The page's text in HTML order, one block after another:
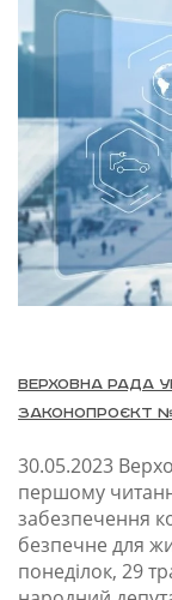
Верховна Рада
законопроєкт
30.05.2023
першому
забезпечення
безпечне для
понеділок, 29